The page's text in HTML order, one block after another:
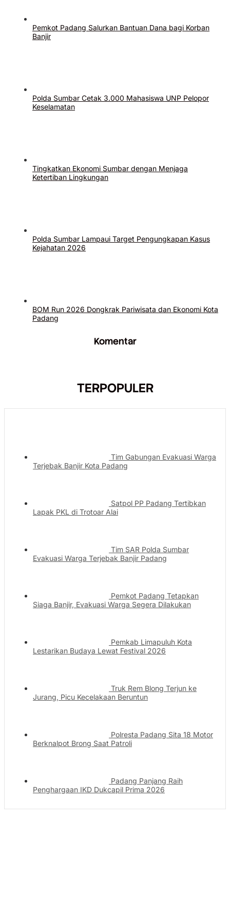
Pemkot Padang Salurkan Bantuan Dana bagi Korban
Banjir
Polda Sumbar Cetak 3.000 Mahasiswa UNP Pelopor
Keselamatan
Tingkatkan Ekonomi Sumbar dengan Menjaga
Ketertiban Lingkungan
Polda Sumbar Lampaui Target Pengungkapan Kasus
Kejahatan 2026
BOM Run 2026 Dongkrak Pariwisata dan Ekonomi Kota
Padang
Komentar
TERPOPULER
Tim Gabungan Evakuasi Warga
Terjebak Banjir Kota Padang
Satpol PP Padang Tertibkan
Lapak PKL di Trotoar Alai
Tim SAR Polda Sumbar
Evakuasi Warga Terjebak Banjir Padang
Pemkot Padang Tetapkan
Siaga Banjir, Evakuasi Warga Segera Dilakukan
Pemkab Limapuluh Kota
Lestarikan Budaya Lewat Festival 2026
Truk Rem Blong Terjun ke
Jurang, Picu Kecelakaan Beruntun
Polresta Padang Sita 18 Motor
Berknalpot Brong Saat Patroli
Padang Panjang Raih
Penghargaan IKD Dukcapil Prima 2026